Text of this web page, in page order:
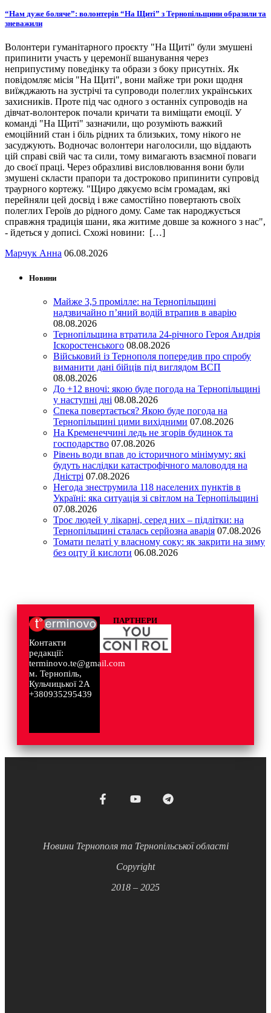
“Нам дуже боляче”: волонтерів “На Щиті” з Тернопільщини образили та
зневажили
Волонтери гуманітарного проєкту "На Щиті" були змушені
припинити участь у церемонії вшанування через
неприпустиму поведінку та образи з боку присутніх. Як
повідомляє місія "На Щиті", вони майже три роки щодня
виїжджають на зустрічі та супроводи полеглих українських
захисників. Проте під час одного з останніх супроводів на
дівчат-волонтерок почали кричати та виміщати емоції. У
команді "На Щиті" зазначили, що розуміють важкий
емоційний стан і біль рідних та близьких, тому нікого не
засуджують. Водночас волонтери наголосили, що віддають
цій справі свій час та сили, тому вимагають взаємної поваги
до своєї праці. Через образливі висловлювання вони були
змушені скласти прапори та достроково припинити супровід
траурного кортежу. "Щиро дякуємо всім громадам, які
перейняли цей досвід і вже самостійно повертають своїх
полеглих Героїв до рідного дому. Саме так народжується
справжня традиція шани, яка житиме довше за кожного з нас",
- йдеться у дописі. Схожі новини: […]
Марчук Анна 06.08.2026
Новини
Майже 3,5 промілле: на Тернопільщині
надзвичайно п’яний водій втрапив в аварію
08.08.2026
Тернопільщина втратила 24-річного Героя Андрія
Іскоростенського 08.08.2026
Військовий із Тернополя попередив про спробу
виманити дані бійців під виглядом ВСП
08.08.2026
До +12 вночі: якою буде погода на Тернопільщині
у наступні дні 08.08.2026
Спека повертається? Якою буде погода на
Тернопільщині цими вихідними 07.08.2026
На Кременеччині ледь не згорів будинок та
господарство 07.08.2026
Рівень води впав до історичного мінімуму: які
будуть наслідки катастрофічного маловоддя на
Дністрі 07.08.2026
Негода знеструмила 118 населених пунктів в
Україні: яка ситуація зі світлом на Тернопільщині
07.08.2026
Троє людей у лікарні, серед них – підлітки: на
Тернопільщині сталась серйозна аварія 07.08.2026
Томати пелаті у власному соку: як закрити на зиму
без оцту й кислоти 06.08.2026
Контакти
редакції:
terminovo.te@gmail.com
м. Тернопіль,
Кульчицької 2А
+380935295439
ПАРТНЕРИ
Новини Тернополя та Тернопільської області
Copyright
2018 – 2025